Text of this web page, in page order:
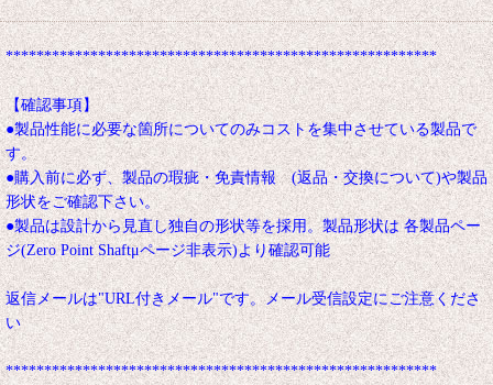
********************************************************
【確認事項】
●製品性能に必要な箇所についてのみコストを集中させている製品で
す。
●購入前に必ず、製品の瑕疵・免責情報 (返品・交換について)や製品
形状をご確認下さい。
●製品は設計から見直し独自の形状等を採用。製品形状は 各製品ペー
ジ(Zero Point Shaftμページ非表示)より確認可能
返信メールは"URL付きメール"です。メール受信設定にご注意くださ
い
********************************************************